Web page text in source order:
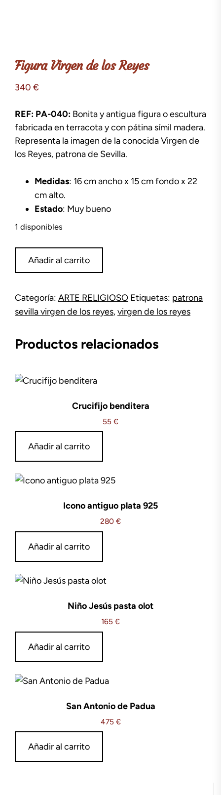
Figura Virgen de los Reyes
340 €
REF: PA-040: Bonita y antigua figura o escultura
fabricada en terracota y con pátina símil madera.
Representa la imagen de la conocida Virgen de
los Reyes, patrona de Sevilla.
Medidas: 16 cm ancho x 15 cm fondo x 22
cm alto.
Estado: Muy bueno
1 disponibles
Virgen
Reyes
cantidad
Añadir al carrito
Categoría: ARTE RELIGIOSO Etiquetas: patrona
sevilla virgen de los reyes,virgen de los reyes
Productos relacionados
Crucifijo benditera
55 €
Añadir al carrito
Icono antiguo plata 925
280 €
Añadir al carrito
Niño Jesús pasta olot
165 €
Añadir al carrito
San Antonio de Padua
475 €
Añadir al carrito